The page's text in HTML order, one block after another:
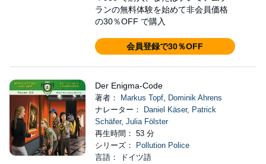
ランの無料体験を始めて非会員価格
の30％OFF で購入
会員登録で30％OFF
Der Enigma-Code
著者： Markus Topf, Dominik Ahrens
ナレーター：
Daniel Käser, Patrick
Schäfer, Julia Fölster
再生時間： 53 分
シリーズ：
Pollution Police
言語： ドイツ語